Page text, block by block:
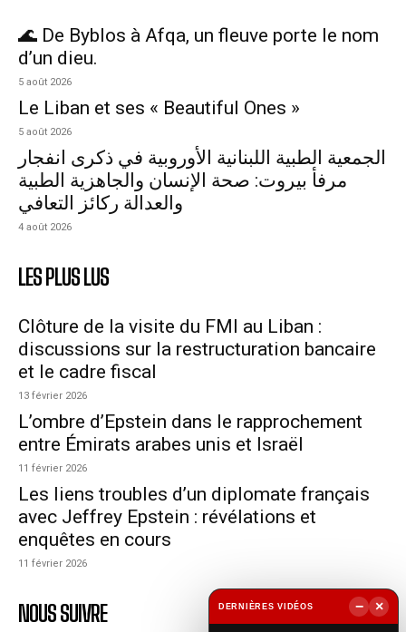
🌊 De Byblos à Afqa, un fleuve porte le nom
d’un dieu.
5 août 2026
Le Liban et ses « Beautiful Ones »
5 août 2026
الجمعية الطبية اللبنانية الأوروبية في ذكرى انفجار
مرفأ بيروت: صحة الإنسان والجاهزية الطبية
والعدالة ركائز التعافي
4 août 2026
LES PLUS LUS
Clôture de la visite du FMI au Liban :
discussions sur la restructuration bancaire
et le cadre fiscal
13 février 2026
L’ombre d’Epstein dans le rapprochement
entre Émirats arabes unis et Israël
11 février 2026
Les liens troubles d’un diplomate français
avec Jeffrey Epstein : révélations et
enquêtes en cours
11 février 2026
NOUS SUIVRE DERNIÈRES VIDÉOS −
×